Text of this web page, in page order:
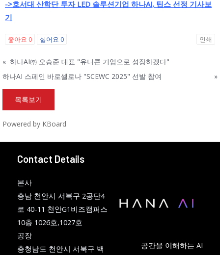
->호서대 산학단 투자 LED 솔루션기업 하나AI, 팁스 선정 기사보
기
좋아요 0 싫어요 0 인쇄
« 하나AI㈜ 오승준 대표 "유니콘 기업으로 성장하겠다"
하나AI 스페인 바로셀로나 "SCEWC 2025" 선발 참여
»
목록보기
Powered by KBoard
Contact Details
본사
충남 천안시 서북구 2공단4
로 40-11 천안G1비즈캠퍼스
10층 1026호,1027호
공장
충청남도 천안시 서북구 백
공간을 이해하는 AI